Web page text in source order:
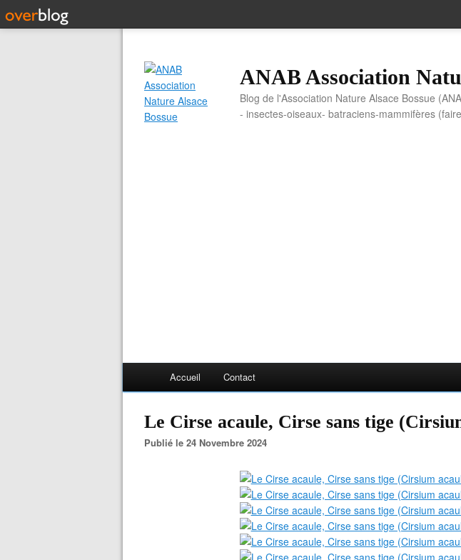
ANAB Association
Blog de l'Association Nature Alsace Bossue
- insectes-oiseaux- batraciens-mammifères
Accueil Contact
Le Cirse acaule, Cirse sans tige
Publié le 24 Novembre 2024